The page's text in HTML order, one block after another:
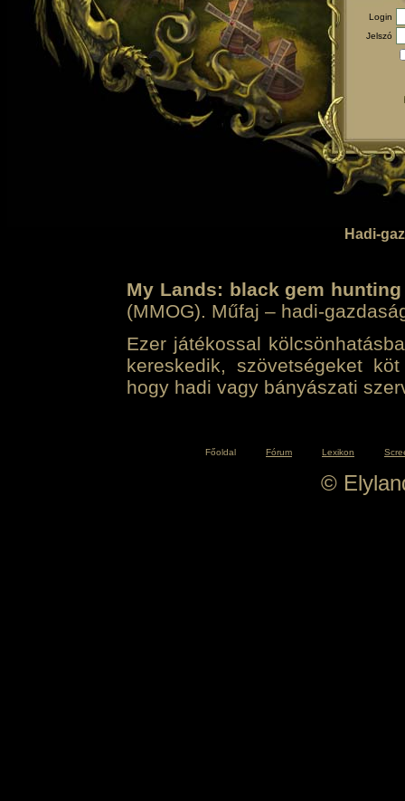
Login
Jelszó
Hadi-
My Lands: black gem hunting
(MMOG). Műfaj – hadi-
Ezer játékossal
kereskedik, szövetségeket
hogy hadi vagy bányászati
Főoldal Fórum Lexikon
©